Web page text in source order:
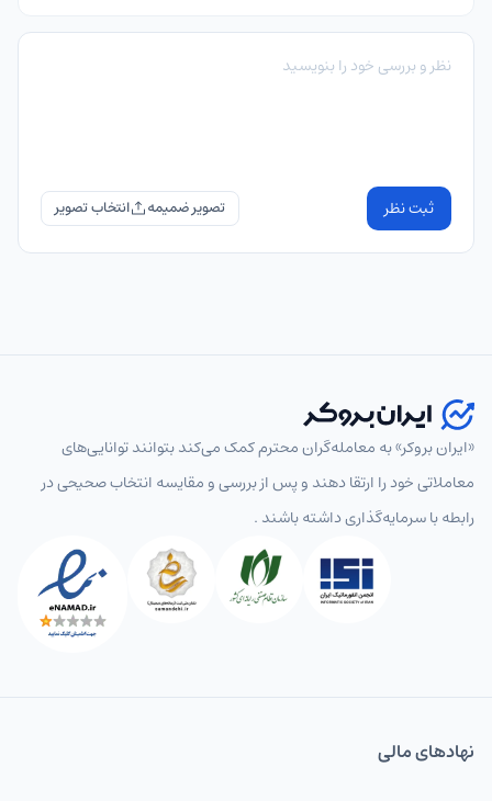
ثبت نظر تصویر ضمیمه
«ایران بروکر» به معامله‌گران محترم کمک می‌کند بتوانند توانایی‌های
معاملاتی خود را ارتقا دهند و پس از بررسی و مقایسه انتخاب‌ صحیحی در
رابطه با سرمایه‌گذاری داشته باشند .
نهاد‌های مالی